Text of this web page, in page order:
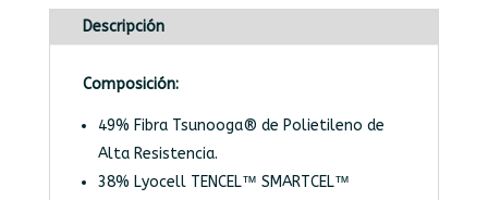
Descripción
Composición:
49% Fibra Tsunooga® de Polietileno de
Alta Resistencia.
38% Lyocell TENCEL™ SMARTCEL™